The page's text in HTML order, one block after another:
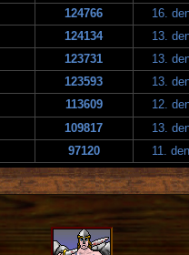
124766
16.
124134
13.
123731
13.
123593
13.
113609
12.
109817
13.
97120 11.